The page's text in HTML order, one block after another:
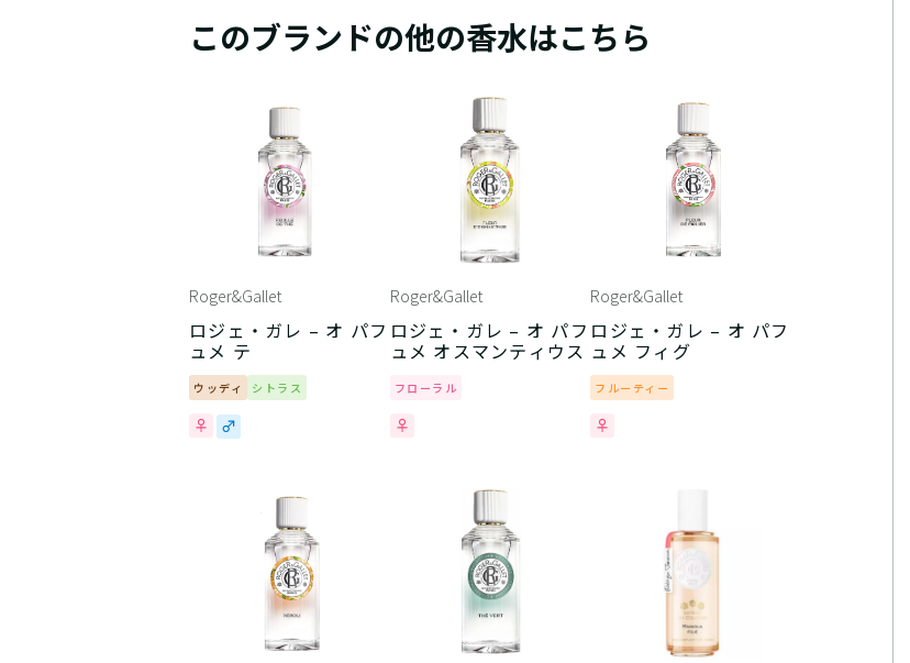
このブランドの他の香水はこちら
Roger&Gallet
ロジェ・ガレ – オ パフ
ュメ テ
ウッディ シトラス
Roger&Gallet
ロジェ・ガレ – オ パフ
ュメ オスマンティウス
フローラル
Roger&Gallet
ロジェ・ガレ – オ パフ
ュメ フィグ
フルーティー